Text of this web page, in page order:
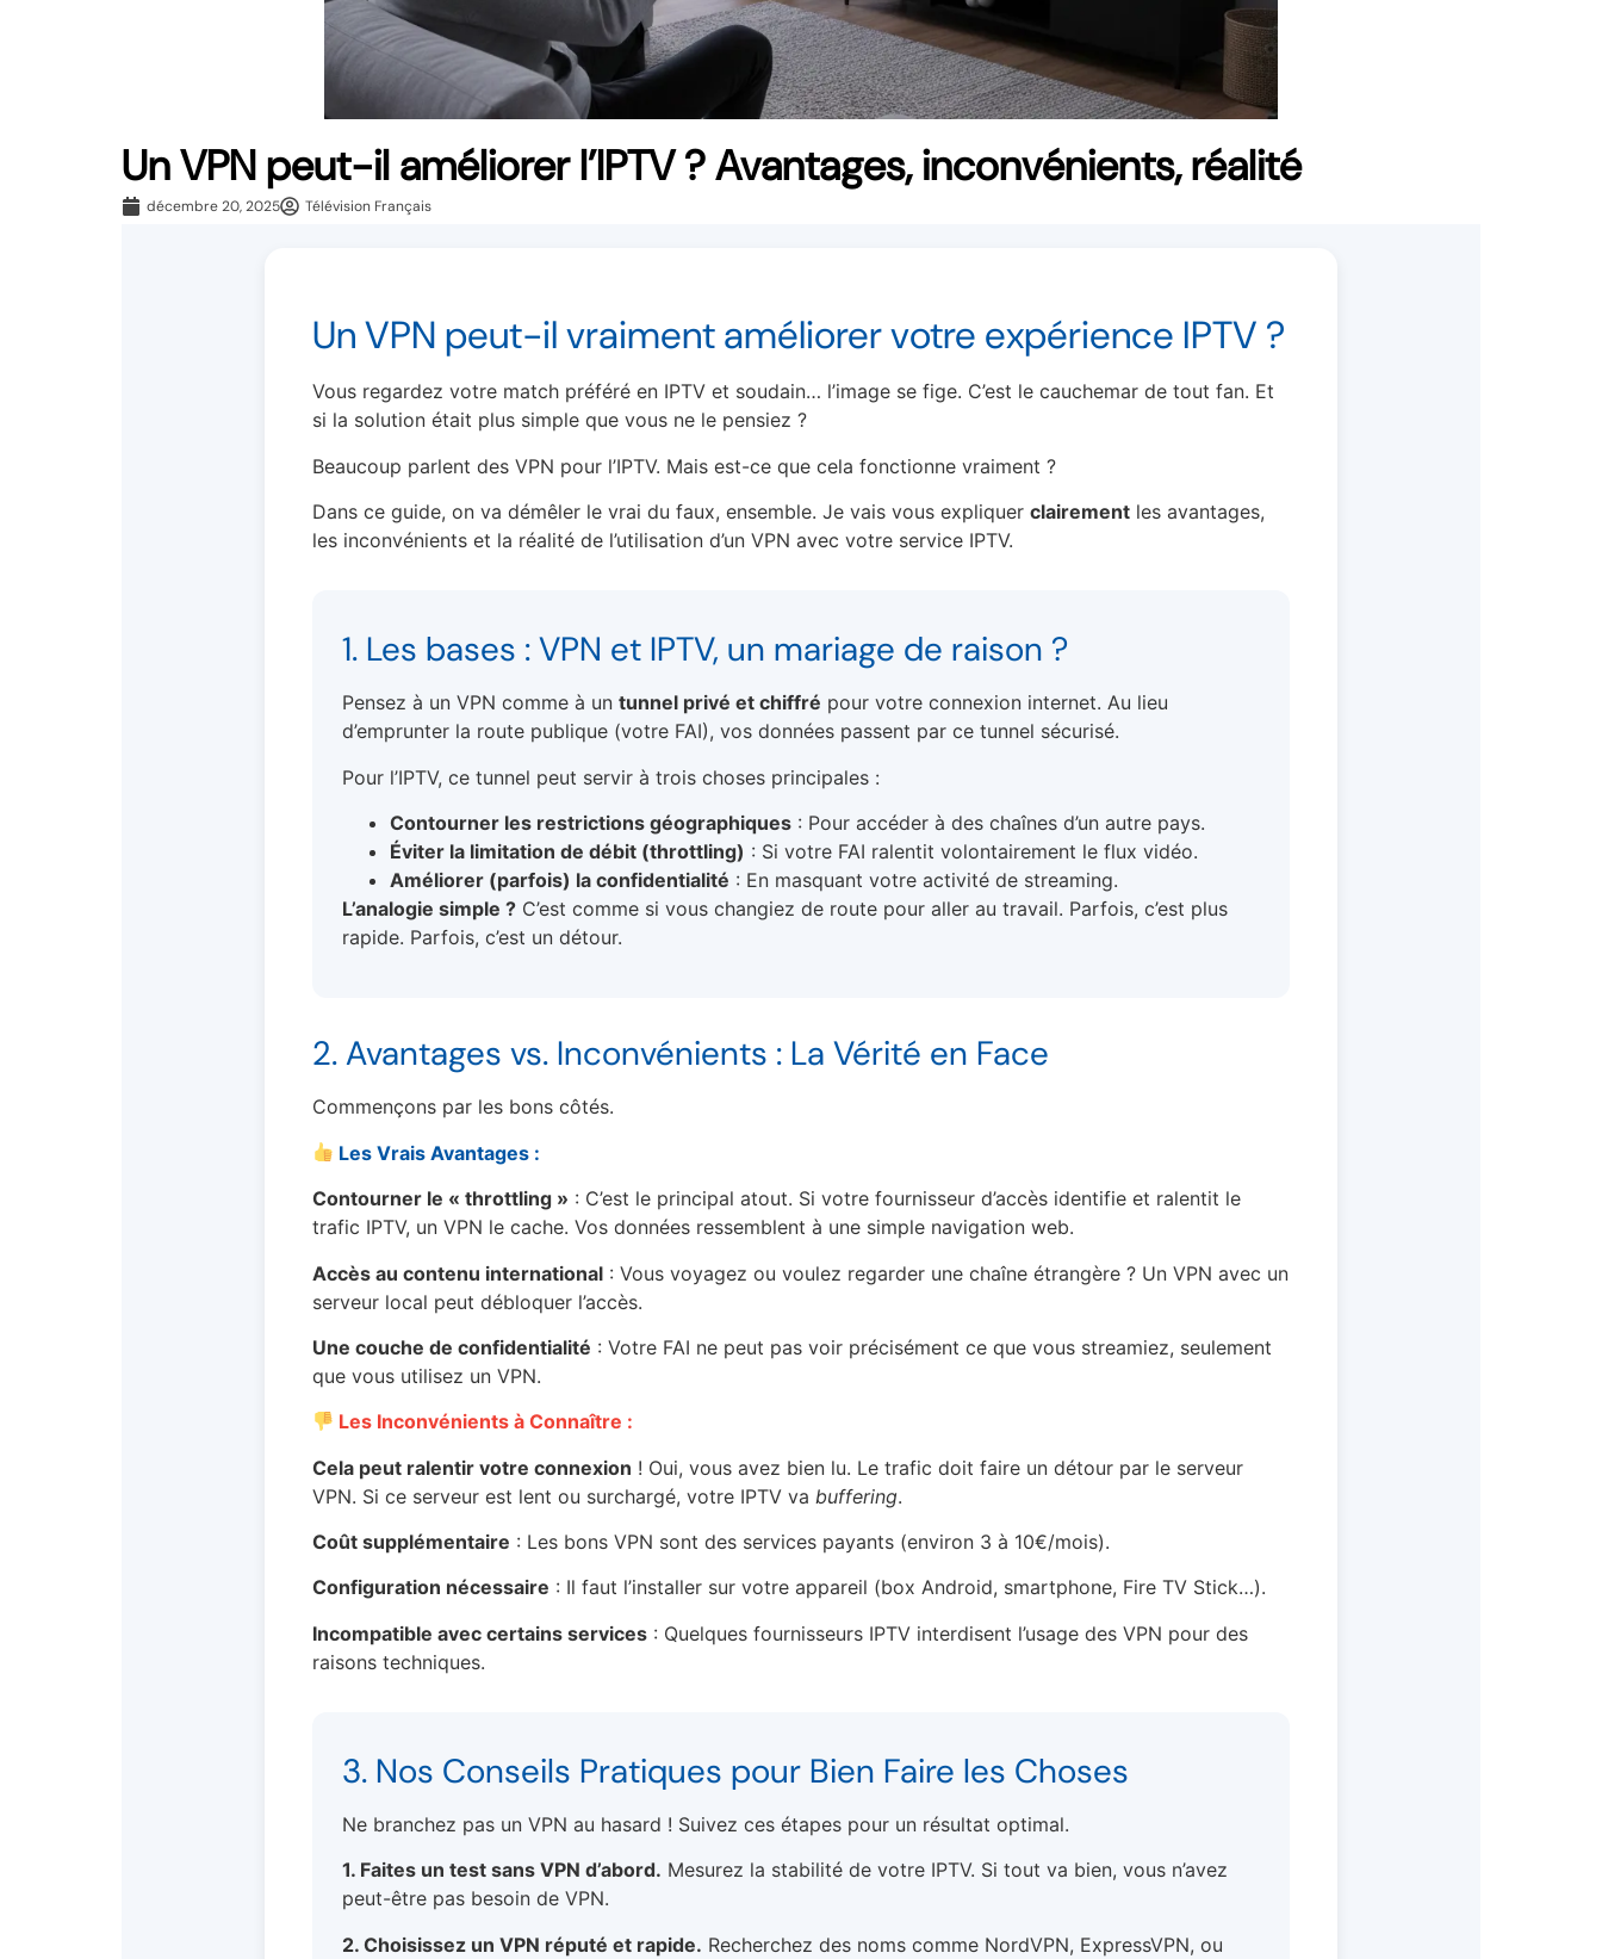
Un VPN peut-il améliorer l’IPTV ? Avantages, inconvénients, réalité
décembre 20, 2025 Télévision Français
Un VPN peut-il vraiment améliorer votre expérience IPTV ?
Vous regardez votre match préféré en IPTV et soudain… l’image se fige. C’est le cauchemar de tout fan. Et
si la solution était plus simple que vous ne le pensiez ?
Beaucoup parlent des VPN pour l’IPTV. Mais est-ce que cela fonctionne vraiment ?
Dans ce guide, on va démêler le vrai du faux, ensemble. Je vais vous expliquer clairement les avantages,
les inconvénients et la réalité de l’utilisation d’un VPN avec votre service IPTV.
1. Les bases : VPN et IPTV, un mariage de raison ?
Pensez à un VPN comme à un tunnel privé et chiffré pour votre connexion internet. Au lieu
d’emprunter la route publique (votre FAI), vos données passent par ce tunnel sécurisé.
Pour l’IPTV, ce tunnel peut servir à trois choses principales :
Contourner les restrictions géographiques : Pour accéder à des chaînes d’un autre pays.
Éviter la limitation de débit (throttling) : Si votre FAI ralentit volontairement le flux vidéo.
Améliorer (parfois) la confidentialité : En masquant votre activité de streaming.
L’analogie simple ? C’est comme si vous changiez de route pour aller au travail. Parfois, c’est plus
rapide. Parfois, c’est un détour.
2. Avantages vs. Inconvénients : La Vérité en Face
Commençons par les bons côtés.
Les Vrais Avantages :
Contourner le « throttling » : C’est le principal atout. Si votre fournisseur d’accès identifie et ralentit le
trafic IPTV, un VPN le cache. Vos données ressemblent à une simple navigation web.
Accès au contenu international : Vous voyagez ou voulez regarder une chaîne étrangère ? Un VPN avec un
serveur local peut débloquer l’accès.
Une couche de confidentialité : Votre FAI ne peut pas voir précisément ce que vous streamiez, seulement
que vous utilisez un VPN.
Les Inconvénients à Connaître :
Cela peut ralentir votre connexion ! Oui, vous avez bien lu. Le trafic doit faire un détour par le serveur
VPN. Si ce serveur est lent ou surchargé, votre IPTV va buffering.
Coût supplémentaire : Les bons VPN sont des services payants (environ 3 à 10€/mois).
Configuration nécessaire : Il faut l’installer sur votre appareil (box Android, smartphone, Fire TV Stick…).
Incompatible avec certains services : Quelques fournisseurs IPTV interdisent l’usage des VPN pour des
raisons techniques.
3. Nos Conseils Pratiques pour Bien Faire les Choses
Ne branchez pas un VPN au hasard ! Suivez ces étapes pour un résultat optimal.
1. Faites un test sans VPN d’abord. Mesurez la stabilité de votre IPTV. Si tout va bien, vous n’avez
peut-être pas besoin de VPN.
2. Choisissez un VPN réputé et rapide. Recherchez des noms comme NordVPN, ExpressVPN, ou